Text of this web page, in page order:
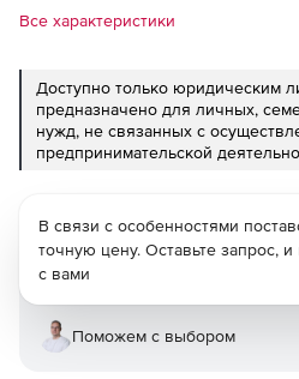
Все характеристики
Доступно только юридическим
предназначено для личных,
нужд, не связанных с
предпринимательской
В связи с особенностями
точную цену. Оставьте запрос,
с вами
Поможем с выбором